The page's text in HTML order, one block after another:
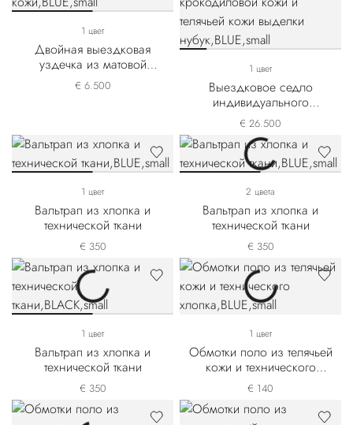
1 цвет
Двойная выездковая
уздечка из матовой
крокодиловой кожи
€ 6.500
1 цвет
Выездковое седло
индивидуального
изготовления из матовой
крокодиловой кожи и
телячьей кожи выделки
нубук
€ 26.500
1 цвет
Вальтрап из хлопка и
технической ткани
€ 350
2 цвета
Вальтрап из хлопка и
технической ткани
€ 350
1 цвет
Вальтрап из хлопка и
технической ткани
€ 350
1 цвет
Обмотки поло из телячьей
кожи и технического
хлопка
€ 140